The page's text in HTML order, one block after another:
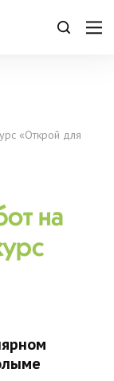
«Открой для
на